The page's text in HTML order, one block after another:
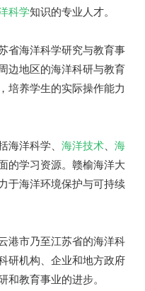
科学知识的专业人才。
省海洋科学研究与教育事
边地区的海洋科研与教育
培养学生的实际操作能力
洋科学、 海洋技术
海
的学习资源。赣榆海洋大
于海洋环境保护与可持续
港市乃至江苏省的海洋科
研机构、企业和地方政府
教育事业的进步。